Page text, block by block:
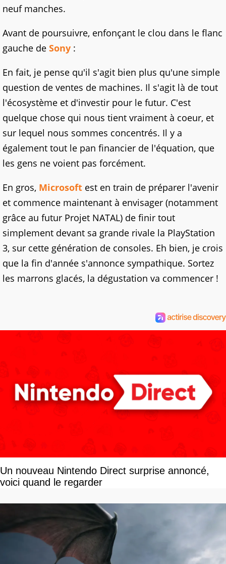
neuf manches.
Avant de poursuivre, enfonçant le clou dans le flanc
gauche de Sony :
En fait, je pense qu'il s'agit bien plus qu'une simple
question de ventes de machines. Il s'agit là de tout
l'écosystème et d'investir pour le futur. C'est
quelque chose qui nous tient vraiment à coeur, et
sur lequel nous sommes concentrés. Il y a
également tout le pan financier de l'équation, que
les gens ne voient pas forcément.
En gros, Microsoft est en train de préparer l'avenir
et commence maintenant à envisager (notamment
grâce au futur Projet NATAL) de finir tout
simplement devant sa grande rivale la PlayStation
3, sur cette génération de consoles. Eh bien, je crois
que la fin d'année s'annonce sympathique. Sortez
les marrons glacés, la dégustation va commencer !
Un nouveau Nintendo Direct surprise annoncé,
voici quand le regarder